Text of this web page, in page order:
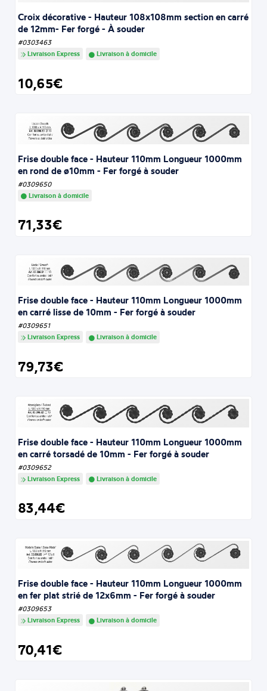
Croix décorative - Hauteur 108x108mm section en carré
de 12mm- Fer forgé - À souder
#0303463
Livraison Express
Livraison à domicile
10,65€
Frise double face - Hauteur 110mm Longueur 1000mm
en rond de ø10mm - Fer forgé à souder
#0309650
Livraison à domicile
71,33€
Frise double face - Hauteur 110mm Longueur 1000mm
en carré lisse de 10mm - Fer forgé à souder
#0309651
Livraison Express
Livraison à domicile
79,73€
Frise double face - Hauteur 110mm Longueur 1000mm
en carré torsadé de 10mm - Fer forgé à souder
#0309652
Livraison Express
Livraison à domicile
83,44€
Frise double face - Hauteur 110mm Longueur 1000mm
en fer plat strié de 12x6mm - Fer forgé à souder
#0309653
Livraison Express
Livraison à domicile
70,41€